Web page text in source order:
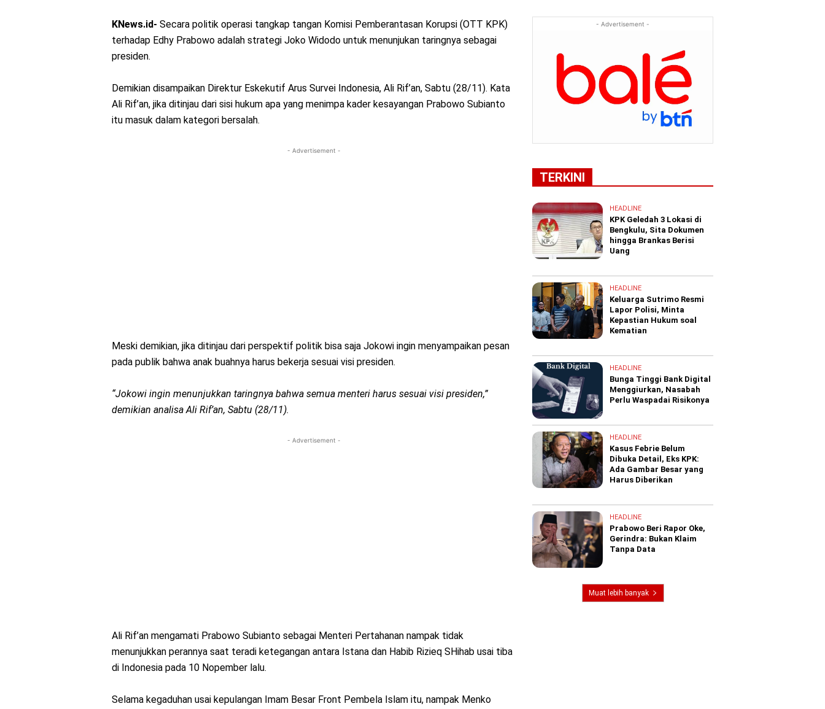
KNews.id- Secara politik operasi tangkap tangan Komisi Pemberantasan Korupsi (OTT KPK)
terhadap Edhy Prabowo adalah strategi Joko Widodo untuk menunjukan taringnya sebagai
presiden.
Demikian disampaikan Direktur Eskekutif Arus Survei Indonesia, Ali Rif’an, Sabtu (28/11). Kata
Ali Rif’an, jika ditinjau dari sisi hukum apa yang menimpa kader kesayangan Prabowo Subianto
itu masuk dalam kategori bersalah.
- Advertisement -
Meski demikian, jika ditinjau dari perspektif politik bisa saja Jokowi ingin menyampaikan pesan
pada publik bahwa anak buahnya harus bekerja sesuai visi presiden.
“Jokowi ingin menunjukkan taringnya bahwa semua menteri harus sesuai visi presiden,”
demikian analisa Ali Rif’an, Sabtu (28/11).
- Advertisement -
Ali Rif’an mengamati Prabowo Subianto sebagai Menteri Pertahanan nampak tidak
menunjukkan perannya saat teradi ketegangan antara Istana dan Habib Rizieq SHihab usai tiba
di Indonesia pada 10 Nopember lalu.
Selama kegaduhan usai kepulangan Imam Besar Front Pembela Islam itu, nampak Menko
- Advertisement -
TERKINI
HEADLINE
KPK Geledah 3 Lokasi di
Bengkulu, Sita Dokumen
hingga Brankas Berisi
Uang
HEADLINE
Keluarga Sutrimo Resmi
Lapor Polisi, Minta
Kepastian Hukum soal
Kematian
HEADLINE
Bunga Tinggi Bank Digital
Menggiurkan, Nasabah
Perlu Waspadai Risikonya
HEADLINE
Kasus Febrie Belum
Dibuka Detail, Eks KPK:
Ada Gambar Besar yang
Harus Diberikan
HEADLINE
Prabowo Beri Rapor Oke,
Gerindra: Bukan Klaim
Tanpa Data
Muat lebih banyak